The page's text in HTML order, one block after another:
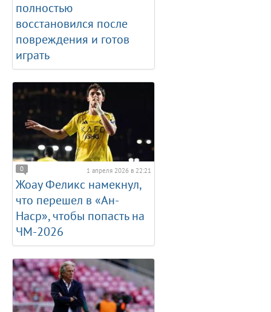
полностью
восстановился после
повреждения и готов
играть
0 1 апреля 2026 в 22:21
Жоау Феликс намекнул,
что перешел в «Ан-
Наср», чтобы попасть на
ЧМ-2026